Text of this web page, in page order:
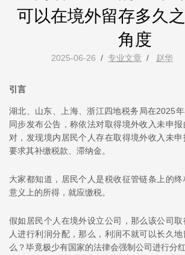
可以在境外留存多久
角度
2025-06-26 / 专业文章 / 赵华
引言
湖北、山东、上海、浙江四地税务局在2025
同步发布公告，称依法对取得境外收入未申
对，发现境内居民个人存在取得境外收入未
要求其补缴税款、滞纳金。
大家都知道，居民个人是税收征管链条上的
意义上的所得，就应缴税。
假如居民个人在境外设立公司，那么该公司
人进行利润分配，那么，利润不就可以长久
么？毕竟极少有国家的法律会强制公司进行分红